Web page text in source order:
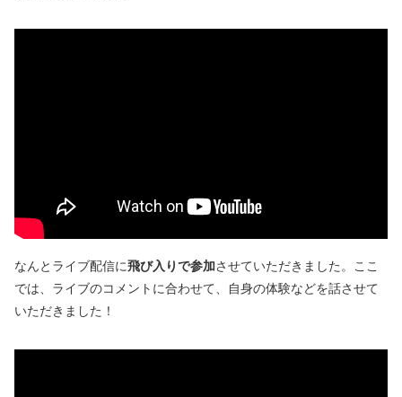
なんとライブ配信に飛び入りで参加させていただきました。ここ
では、ライブのコメントに合わせて、自身の体験などを話させて
いただきました！